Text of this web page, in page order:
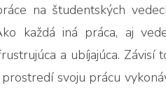
na študentských
každá iná práca, aj
a ubíjajúca. Závisí
svoju prácu